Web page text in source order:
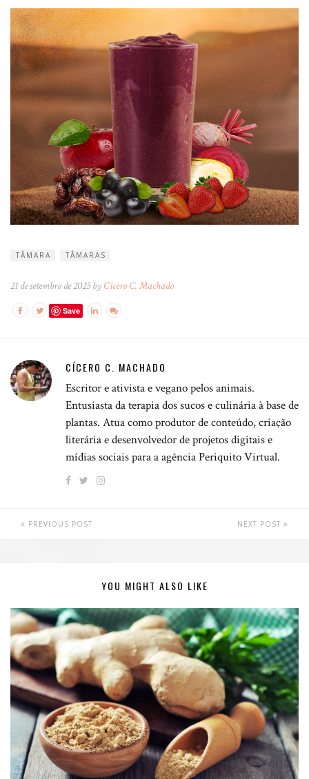
TÂMARA TÂMARAS
21 de setembro de 2025 by Cícero C. Machado
Save
CÍCERO C. MACHADO
Escritor e ativista e vegano pelos animais.
Entusiasta da terapia dos sucos e culinária à base de
plantas. Atua como produtor de conteúdo, criação
literária e desenvolvedor de projetos digitais e
mídias sociais para a agência Periquito Virtual.
PREVIOUS POST NEXT POST
YOU MIGHT ALSO LIKE